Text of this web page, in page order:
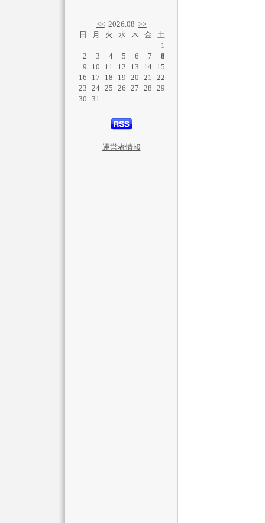
<<2026.08 >>
日
2
9
16
23
30
月
3
10
17
24
31
火
4
11
18
25
水
5
12
19
26
木
6
13
20
27
金
7
14
21
28
土
1
8
15
22
29
運営者情報